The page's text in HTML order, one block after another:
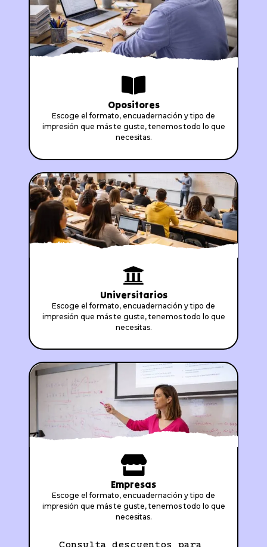
Opositores
Escoge el formato, encuadernación y tipo de
impresión que más te guste, tenemos todo lo que
necesitas.
Universitarios
Escoge el formato, encuadernación y tipo de
impresión que más te guste, tenemos todo lo que
necesitas.
Empresas
Escoge el formato, encuadernación y tipo de
impresión que más te guste, tenemos todo lo que
necesitas.
Consulta descuentos para